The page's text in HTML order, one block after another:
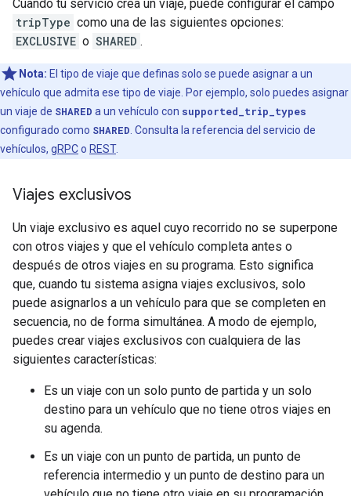
Cuando tu servicio crea un viaje, puede configurar el campo
tripType como una de las siguientes opciones:
EXCLUSIVE o SHARED .
Nota: El tipo de viaje que definas solo se puede asignar a un
vehículo que admita ese tipo de viaje. Por ejemplo, solo puedes asignar
un viaje de SHARED a un vehículo con supported_trip_types
configurado como SHARED . Consulta la referencia del servicio de
vehículos, gRPCo REST.
Viajes exclusivos
Un viaje exclusivo es aquel cuyo recorrido no se superpone
con otros viajes y que el vehículo completa antes o
después de otros viajes en su programa. Esto significa
que, cuando tu sistema asigna viajes exclusivos, solo
puede asignarlos a un vehículo para que se completen en
secuencia, no de forma simultánea. A modo de ejemplo,
puedes crear viajes exclusivos con cualquiera de las
siguientes características:
Es un viaje con un solo punto de partida y un solo
destino para un vehículo que no tiene otros viajes en
su agenda.
Es un viaje con un punto de partida, un punto de
referencia intermedio y un punto de destino para un